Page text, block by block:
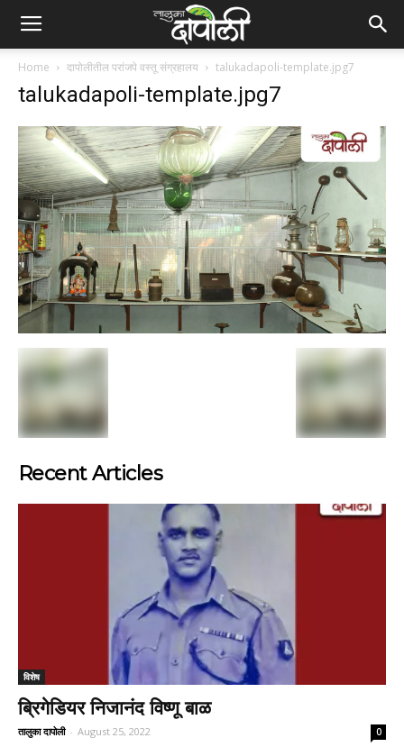
Home दापोलीतील परांजपे वस्तू संग्रहालय talukadapoli-template.jpg7
talukadapoli-template.jpg7
Recent Articles
विशेष
ब्रिगेडियर निजानंद विष्णू बाळ
तालुका दापोली - August 25, 2022 0